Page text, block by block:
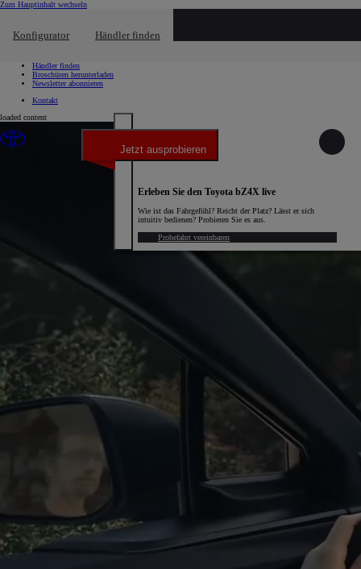
Zum Hauptinhalt wechseln(Eingabetaste drücken)
Konfigurator Händler finden
Schnellzugriff
Klicken um das Reach-Out-Menü zu schließen
Händler finden
Broschüren herunterladen
Newsletter abonnieren
Kontakt
loaded content
Jetzt ausprobieren
Erleben Sie den Toyota bZ4X live
Wie ist das Fahrgefühl? Reicht der Platz? Lässt er sich
intuitiv bedienen? Probieren Sie es aus.
Probefahrt vereinbaren